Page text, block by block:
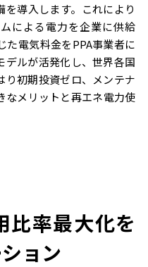
導入します。これにより
による電力を企業に供給
た電気料金をPPA事業者に
デルが活発化し、世界各国
り初期投資ゼロ、メンテナ
なメリットと再エネ電力使
比率最大化を
ョン